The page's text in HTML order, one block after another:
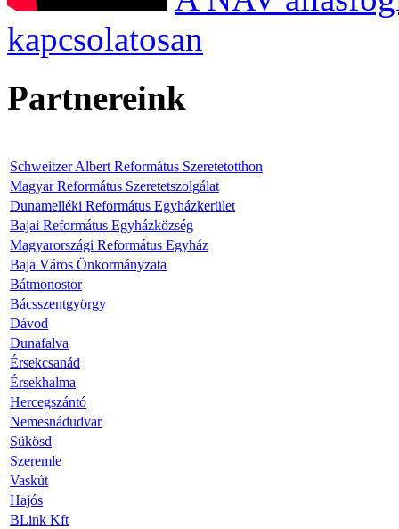
kapcsolatosan
Partnereink
Schweitzer Albert Református Szeretetotthon
Magyar Református Szeretetszolgálat
Dunamelléki Református Egyházkerület
Bajai Református Egyházközség
Magyarországi Református Egyház
Baja Város Önkormányzata
Bátmonostor
Bácsszentgyörgy
Dávod
Dunafalva
Érsekcsanád
Érsekhalma
Hercegszántó
Nemesnádudvar
Sükösd
Szeremle
Vaskút
Hajós
BLink Kft